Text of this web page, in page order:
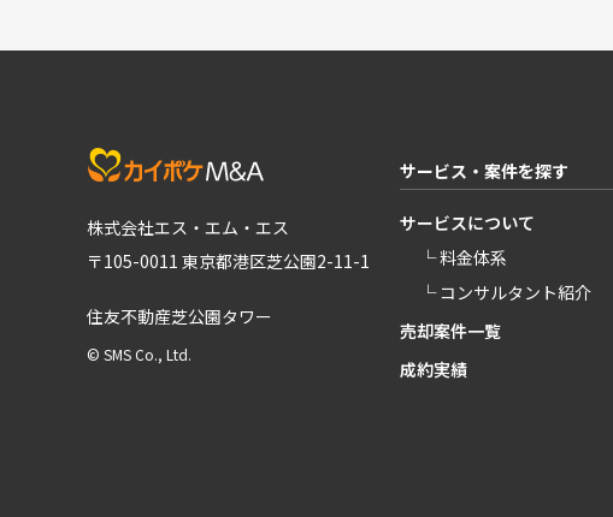
株式会社エス・エム・エス
〒105-0011 東京都港区芝公園2-11-1
住友不動産芝公園タワー
© SMS Co., Ltd.
サービス・案件を探す
サービスについて
└ 料金体系
└ コンサルタント紹介
売却案件一覧
成約実績